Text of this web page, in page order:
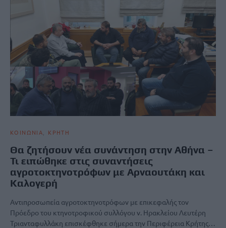
ΚΟΙΝΩΝΙΑ ΚΡΗΤΗ
Θα ζητήσουν νέα συνάντηση στην Αθήνα –
Τι ειπώθηκε στις συναντήσεις
αγροτοκτηνοτρόφων με Αρναουτάκη και
Καλογερή
Αντιπροσωπεία αγροτοκτηνοτρόφων με επικεφαλής τον
Πρόεδρο του κτηνοτροφικού συλλόγου ν. Ηρακλείου Λευτέρη
Τριανταφυλλάκη επισκέφθηκε σήμερα την Περιφέρεια Κρήτης…